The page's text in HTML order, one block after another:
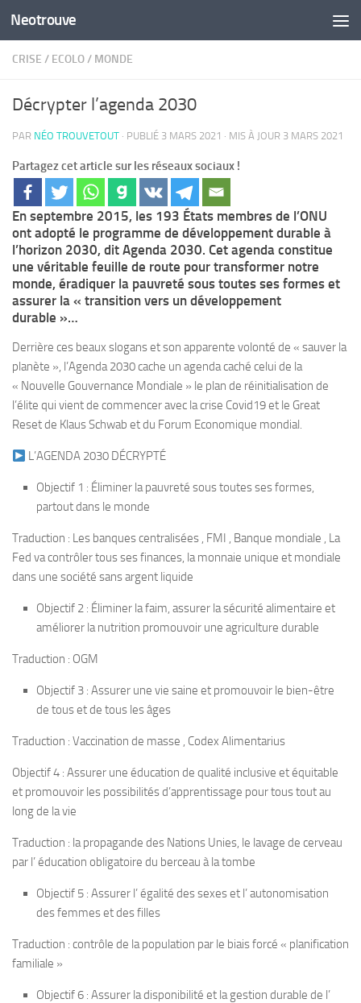
Skip to content
Neotrouve
CRISE / ECOLO/ MONDE
Décrypter l’agenda 2030
PAR NÉO TROUVETOUT · PUBLIÉ 3 MARS 2021 · MIS À JOUR 3 MARS 2021
Partagez cet article sur les réseaux sociaux !
En septembre 2015, les 193 États membres de l’ONU
ont adopté le programme de développement durable à
l’horizon 2030, dit Agenda 2030. Cet agenda constitue
une véritable feuille de route pour transformer notre
monde, éradiquer la pauvreté sous toutes ses formes et
assurer la « transition vers un développement
durable »…
Derrière ces beaux slogans et son apparente volonté de « sauver la
planète », l’Agenda 2030 cache un agenda caché celui de la
« Nouvelle Gouvernance Mondiale » le plan de réinitialisation de
l’élite qui vient de commencer avec la crise Covid19 et le Great
Reset de Klaus Schwab et du Forum Economique mondial.
L’AGENDA 2030 DÉCRYPTÉ
Objectif 1 : Éliminer la pauvreté sous toutes ses formes,
partout dans le monde
Traduction : Les banques centralisées , FMI , Banque mondiale , La
Fed va contrôler tous ses finances, la monnaie unique et mondiale
dans une société sans argent liquide
Objectif 2 : Éliminer la faim, assurer la sécurité alimentaire et
améliorer la nutrition promouvoir une agriculture durable
Traduction : OGM
Objectif 3 : Assurer une vie saine et promouvoir le bien-être
de tous et de tous les âges
Traduction : Vaccination de masse , Codex Alimentarius
Objectif 4 : Assurer une éducation de qualité inclusive et équitable
et promouvoir les possibilités d’apprentissage pour tous tout au
long de la vie
Traduction : la propagande des Nations Unies, le lavage de cerveau
par l’ éducation obligatoire du berceau à la tombe
Objectif 5 : Assurer l’ égalité des sexes et l’ autonomisation
des femmes et des filles
Traduction : contrôle de la population par le biais forcé « planification
familiale »
Objectif 6 : Assurer la disponibilité et la gestion durable de l’